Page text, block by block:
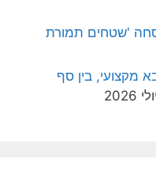
'שטחים תמורת
מקצועי, בין סף